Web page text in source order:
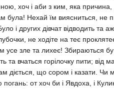
хоч i аби з ким, яка
була! Нехай їм виясниться, не
i других дiвчат вiдводить та
не ходiте на теє
усе зле та лихеє! Збираються
та вчаться горiлочку пити; вiд
дiється, що сором i казати. Чи
погань: от хоч би i Явдоха, i